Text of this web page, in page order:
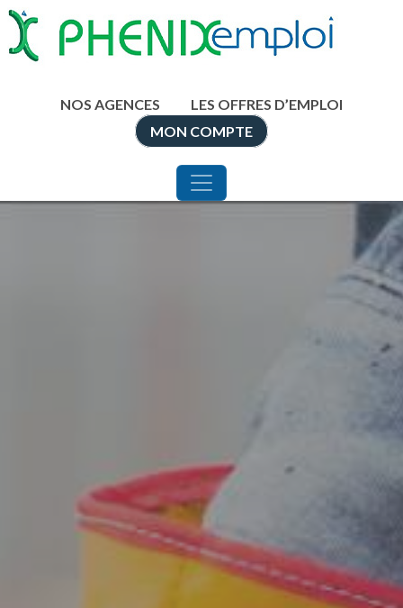
Aller au contenu
NAVIGATION PRINCIPALE
NOS AGENCES
LES OFFRES D’EMPLOI
MON COMPTE